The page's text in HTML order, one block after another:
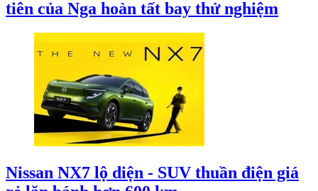
tiên của Nga hoàn tất bay thử nghiệm
Nissan NX7 lộ diện - SUV thuần điện giá